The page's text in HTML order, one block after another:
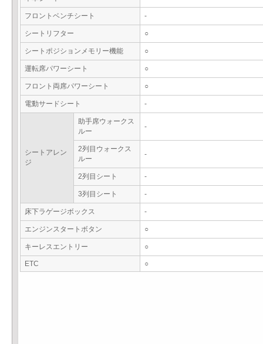
フロントベンチシート -
シートリフター ○
シートポジションメモリー機能 ○
運転席パワーシート ○
フロント両席パワーシート ○
電動サードシート -
シートアレン
ジ
助手席ウォークス
ルー
-
2列目ウォークス
ルー
-
2列目シート -
3列目シート -
床下ラゲージボックス -
エンジンスタートボタン ○
キーレスエントリー ○
ETC ○